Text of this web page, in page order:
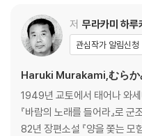
저 무라카미 하루
관심작가 알림신청
Haruki Murakami,むらか
1949년 교토에서 태어나 와
『바람의 노래를 들어라』로
82년 장편소설 『양을 쫓는 모